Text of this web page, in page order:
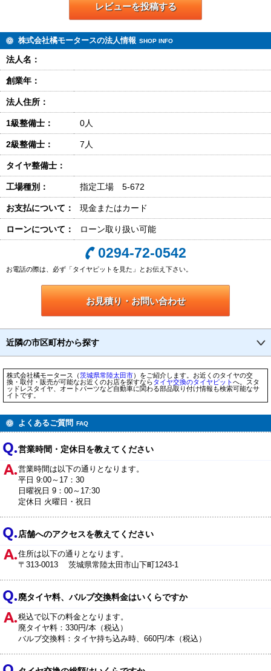
レビューを投稿する
株式会社橘モータースの法人情報 SHOP INFO
法人名：
創業年：
法人住所：
1級整備士： 0人
2級整備士： 7人
タイヤ整備士：
工場種別： 指定工場 5-672
お支払について： 現金またはカード
ローンについて： ローン取り扱い可能
0294-72-0542
お電話の際は、必ず「タイヤピットを見た」とお伝え下さい。
お見積り・お問い合わせ
近隣の市区町村から探す
株式会社橘モータース（茨城県常陸太田市）をご紹介します。お近くのタイヤの交
換・取付・販売が可能なお近くのお店を探すならタイヤ交換のタイヤピットへ。スタ
ッドレスタイヤ、オートパーツなど自動車に関わる部品取り付け情報も検索可能なサ
イトです。
よくあるご質問 FAQ
営業時間・定休日を教えてください
営業時間は以下の通りとなります。
平日 9:00～17：30
日曜祝日 9：00～17:30
定休日 火曜日・祝日
店舗へのアクセスを教えてください
住所は以下の通りとなります。
〒313-0013 茨城県常陸太田市山下町1243-1
廃タイヤ料、バルブ交換料金はいくらですか
税込で以下の料金となります。
廃タイヤ料：330円/本（税込）
バルブ交換料：タイヤ持ち込み時、660円/本（税込）